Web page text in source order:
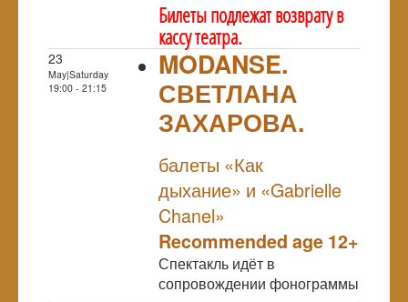
Билеты подлежат возврату в
кассу театра.
23
May|Saturday
19:00 - 21:15
MODANSE.
СВЕТЛАНА
ЗАХАРОВА.
балеты «Как
дыхание» и «Gabrielle
Chanel»
Recommended age 12+
Спектакль идёт в
сопровождении фонограммы